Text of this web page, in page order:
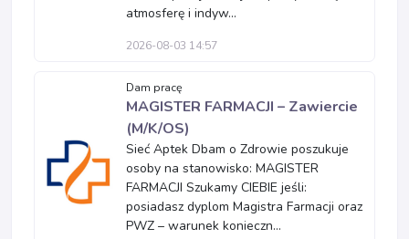
atmosferę i indyw...
2026-08-03 14:57
Dam pracę
MAGISTER FARMACJI – Zawiercie
(M/K/OS)
Sieć Aptek Dbam o Zdrowie poszukuje
osoby na stanowisko: MAGISTER
FARMACJI Szukamy CIEBIE jeśli:
posiadasz dyplom Magistra Farmacji oraz
PWZ – warunek konieczn...